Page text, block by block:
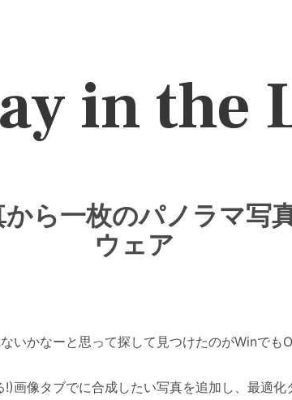
in the
ら一枚のパノラマ写
ウェア
いかなーと思って探して見つけたのがWinでも
画像タブでに合成したい写真を追加し、最適